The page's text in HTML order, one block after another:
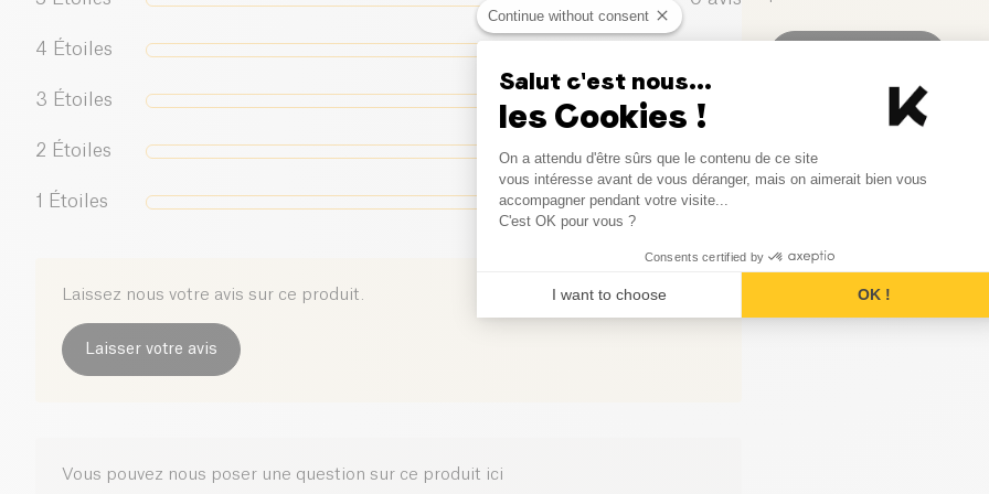
4 Étoiles
3 Étoiles 0
2 Étoiles avis
1 Étoiles 0 avis
Laissez nous votre avis sur ce produit.
Laisser votre avis
Vous pouvez nous poser une question sur ce produit ici
Continue without consent
Salut c'est nous...
les Cookies !
Consent Management
On a attendu d'être sûrs que le contenu de ce site
vous intéresse avant de vous déranger, mais on aimerait bien vous
accompagner pendant votre visite...
C'est OK pour vous ?
Consents certified by
I want to choose OK !
Axeptio consent